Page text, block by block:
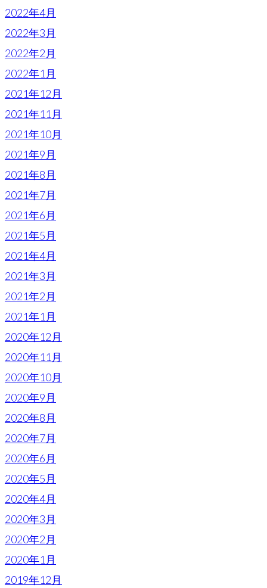
2022年4月
2022年3月
2022年2月
2022年1月
2021年12月
2021年11月
2021年10月
2021年9月
2021年8月
2021年7月
2021年6月
2021年5月
2021年4月
2021年3月
2021年2月
2021年1月
2020年12月
2020年11月
2020年10月
2020年9月
2020年8月
2020年7月
2020年6月
2020年5月
2020年4月
2020年3月
2020年2月
2020年1月
2019年12月